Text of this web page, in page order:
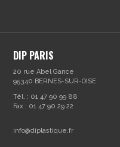
DIP PARIS
20 rue Abel Gance
95340 BERNES-SUR-OISE
Tél. : 01 47 90 99 88
Fax : 01 47 90 29 22
info@diplastique.fr